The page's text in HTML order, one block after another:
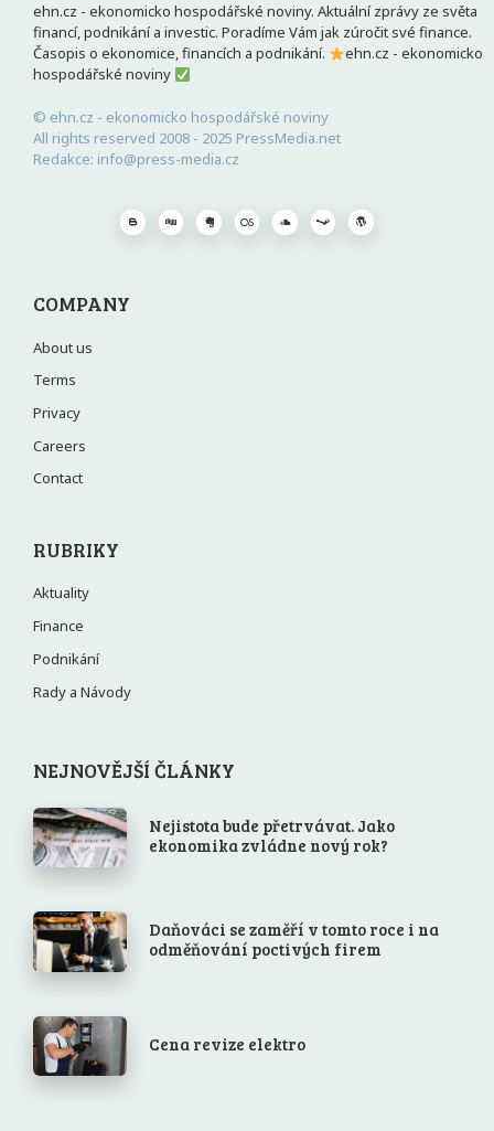
ehn.cz - ekonomicko hospodářské noviny. Aktuální zprávy ze světa
financí, podnikání a investic. Poradíme Vám jak zúročit své finance.
Časopis o ekonomice, financích a podnikání.
ehn.cz - ekonomicko
hospodářské noviny
© ehn.cz - ekonomicko hospodářské noviny
All rights reserved 2008 - 2025 PressMedia.net
Redakce: info@press-media.cz
COMPANY
About us
Terms
Privacy
Careers
Contact
RUBRIKY
Aktuality
Finance
Podnikání
Rady a Návody
NEJNOVĚJŠÍ ČLÁNKY
Nejistota bude přetrvávat. Jako
ekonomika zvládne nový rok?
Daňováci se zaměří v tomto roce i na
odměňování poctivých firem
Cena revize elektro